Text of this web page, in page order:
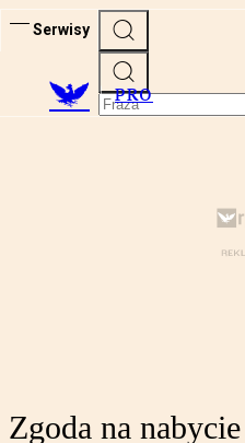
Serwisy
PRO
Zgoda na